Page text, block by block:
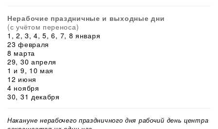
Нерабочие праздничные и выходные дни
(с учётом переноса)
1, 2, 3, 4, 5, 6, 7, 8 января
23 февраля
8 марта
29, 30 апреля
1 и 9, 10 мая
12 июня
4 ноября
30, 31 декабря
Накануне нерабочего праздничного дня рабочий день центра